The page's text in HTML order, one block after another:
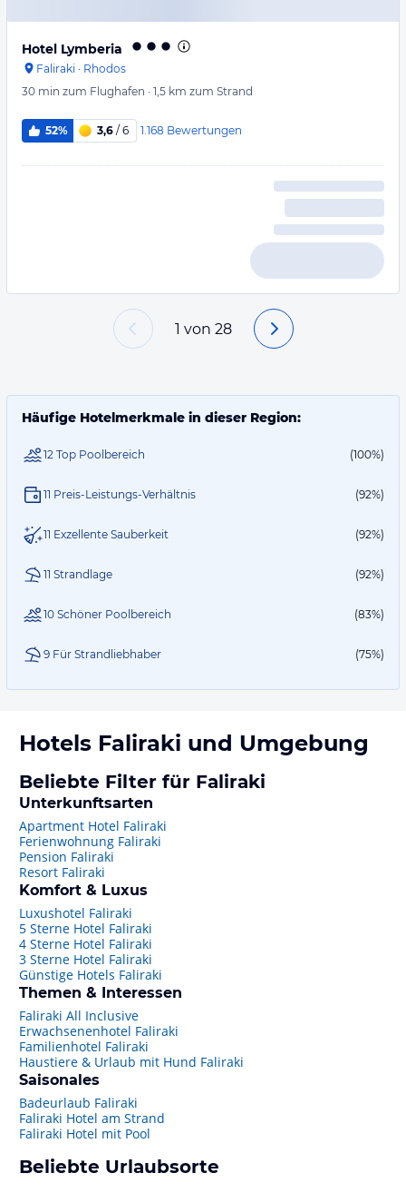
Hotel Lymberia
Faliraki · Rhodos
30 min zum Flughafen · 1,5 km zum Strand
52% 3,6 / 6 1.168 Bewertungen
1 von 28
Häufige Hotelmerkmale in dieser Region:
12 Top Poolbereich (100%)
11 Preis-Leistungs-Verhältnis (92%)
11 Exzellente Sauberkeit (92%)
11 Strandlage (92%)
10 Schöner Poolbereich (83%)
9 Für Strandliebhaber (75%)
Hotels Faliraki und Umgebung
Beliebte Filter für Faliraki
Unterkunftsarten
Apartment Hotel Faliraki
Ferienwohnung Faliraki
Pension Faliraki
Resort Faliraki
Komfort & Luxus
Luxushotel Faliraki
5 Sterne Hotel Faliraki
4 Sterne Hotel Faliraki
3 Sterne Hotel Faliraki
Günstige Hotels Faliraki
Themen & Interessen
Faliraki All Inclusive
Erwachsenenhotel Faliraki
Familienhotel Faliraki
Haustiere & Urlaub mit Hund Faliraki
Saisonales
Badeurlaub Faliraki
Faliraki Hotel am Strand
Faliraki Hotel mit Pool
Beliebte Urlaubsorte